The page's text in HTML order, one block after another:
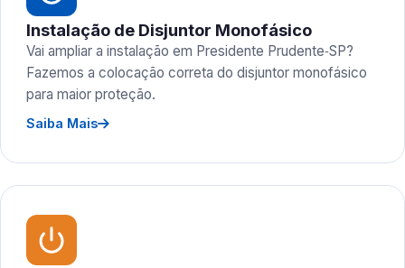
Instalação de Disjuntor Monofásico
Vai ampliar a instalação em Presidente Prudente‑SP?
Fazemos a colocação correta do disjuntor monofásico
para maior proteção.
Saiba Mais